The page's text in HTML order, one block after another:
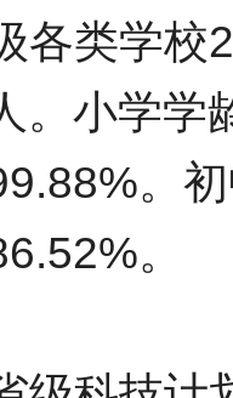
各类学校
。小学学
。
。